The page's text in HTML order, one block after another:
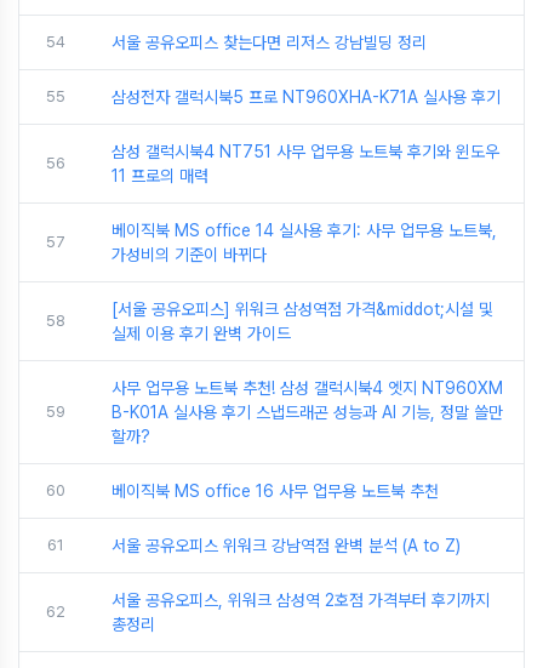
54 서울 공유오피스 찾는다면 리저스 강남빌딩 정리
55 삼성전자 갤럭시북5 프로 NT960XHA-K71A 실사용 후기
56
삼성 갤럭시북4 NT751 사무 업무용 노트북 후기와 윈도우
11 프로의 매력
57
베이직북 MS office 14 실사용 후기: 사무 업무용 노트북,
가성비의 기준이 바뀌다
58
[서울 공유오피스] 위워크 삼성역점 가격&middot;시설 및
실제 이용 후기 완벽 가이드
59
사무 업무용 노트북 추천! 삼성 갤럭시북4 엣지 NT960XM
B-K01A 실사용 후기 스냅드래곤 성능과 AI 기능, 정말 쓸만
할까?
60 베이직북 MS office 16 사무 업무용 노트북 추천
61 서울 공유오피스 위워크 강남역점 완벽 분석 (A to Z)
62
서울 공유오피스, 위워크 삼성역 2호점 가격부터 후기까지
총정리